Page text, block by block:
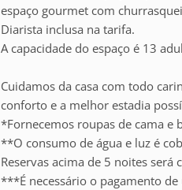
espaço gourmet com
Diarista inclusa na tarifa.
A capacidade do espaço é 13
Cuidamos da casa com todo
conforto e a melhor estadia
*Fornecemos roupas de cama e
**O consumo de água e luz é
Reservas acima de 5 noites
***É necessário o pagamento